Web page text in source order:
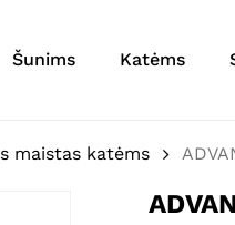
Šunims Katėms
maistas katėms